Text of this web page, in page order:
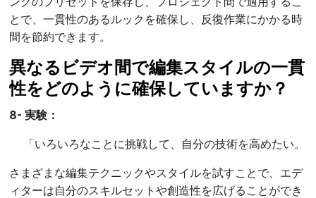
とで、一貫性のあるルックを確保し、反復作業にかかる時
間を節約できます。
異なるビデオ間で編集スタイルの一貫
性をどのように確保していますか？
8- 実験：
「いろいろなことに挑戦して、自分の技術を高めたい。
さまざまな編集テクニックやスタイルを試すことで、エデ
ィターは自分のスキルセットや創造性を広げることができ